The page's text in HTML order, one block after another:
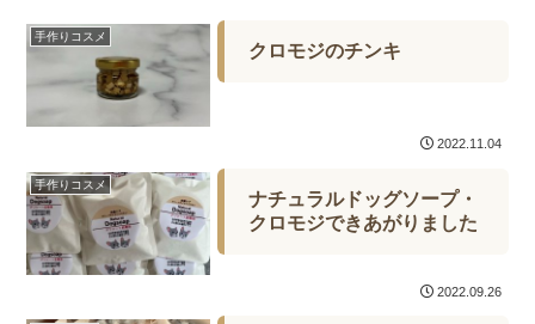
手作りコスメ
クロモジのチンキ
2022.11.04
手作りコスメ
ナチュラルドッグソープ・
クロモジできあがりました
2022.09.26